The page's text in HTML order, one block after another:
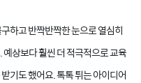
하고 반짝반짝한 눈으로 열심히
예상보다 훨씬 더 적극적으로 교육
기도 했어요. 톡톡 튀는 아이디어